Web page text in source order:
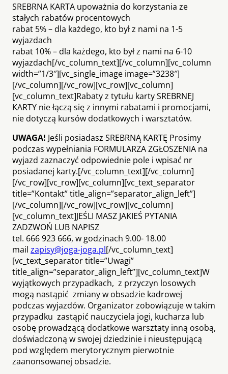
SREBRNA KARTA upoważnia do korzystania ze
stałych rabatów procentowych
rabat 5% – dla każdego, kto był z nami na 1-5
wyjazdach
rabat 10% – dla każdego, kto był z nami na 6-10
wyjazdach[/vc_column_text][/vc_column][vc_column
width=”1/3″][vc_single_image image=”3238″]
[/vc_column][/vc_row][vc_row][vc_column]
[vc_column_text]Rabaty z tytułu karty SREBRNEJ
KARTY nie łączą się z innymi rabatami i promocjami,
nie dotyczą kursów dodatkowych i warsztatów.
UWAGA! Jeśli posiadasz SREBRNĄ KARTĘ Prosimy
podczas wypełniania FORMULARZA ZGŁOSZENIA na
wyjazd zaznaczyć odpowiednie pole i wpisać nr
posiadanej karty.[/vc_column_text][/vc_column]
[/vc_row][vc_row][vc_column][vc_text_separator
title=”Kontakt” title_align=”separator_align_left”]
[/vc_column][/vc_row][vc_row][vc_column]
[vc_column_text]JEŚLI MASZ JAKIEŚ PYTANIA
ZADZWOŃ LUB NAPISZ
tel. 666 923 666, w godzinach 9.00- 18.00
mail zapisy@joga-joga.pl[/vc_column_text]
[vc_text_separator title=”Uwagi”
title_align=”separator_align_left”][vc_column_text]W
wyjątkowych przypadkach, z przyczyn losowych
mogą nastąpić zmiany w obsadzie kadrowej
podczas wyjazdów. Organizator zobowiązuje w takim
przypadku zastąpić nauczyciela jogi, kucharza lub
osobę prowadzącą dodatkowe warsztaty inną osobą,
doświadczoną w swojej dziedzinie i nieustępującą
pod względem merytorycznym pierwotnie
zaanonsowanej obsadzie.